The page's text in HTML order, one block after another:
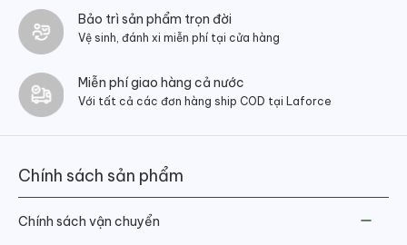
Bảo trì sản phẩm trọn đời
Vệ sinh, đánh xi miễn phí tại cửa hàng
Miễn phí giao hàng cả nước
Với tất cả các đơn hàng ship COD tại Laforce
Chính sách sản phẩm
Chính sách vận chuyển